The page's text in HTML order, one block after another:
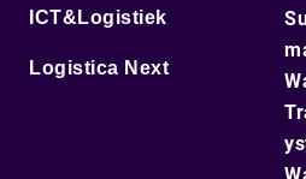
ICT&Logistiek
Logistica Next